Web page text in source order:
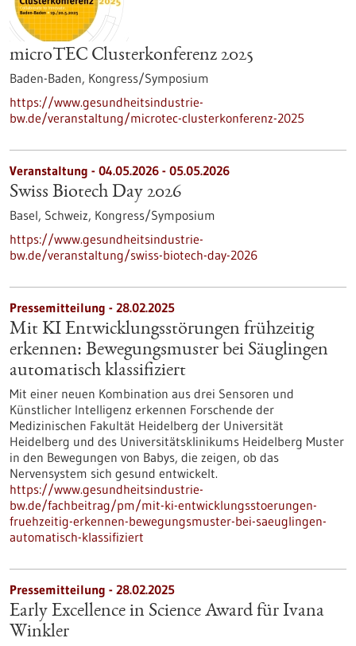
microTEC Clusterkonferenz 2025
Baden-Baden, Kongress/Symposium
https://www.gesundheitsindustrie-
bw.de/veranstaltung/microtec-clusterkonferenz-2025
Veranstaltung - 04.05.2026 - 05.05.2026
Swiss Biotech Day 2026
Basel, Schweiz, Kongress/Symposium
https://www.gesundheitsindustrie-
bw.de/veranstaltung/swiss-biotech-day-2026
Pressemitteilung - 28.02.2025
Mit KI Entwicklungsstörungen frühzeitig
erkennen: Bewegungsmuster bei Säuglingen
automatisch klassifiziert
Mit einer neuen Kombination aus drei Sensoren und
Künstlicher Intelligenz erkennen Forschende der
Medizinischen Fakultät Heidelberg der Universität
Heidelberg und des Universitätsklinikums Heidelberg Muster
in den Bewegungen von Babys, die zeigen, ob das
Nervensystem sich gesund entwickelt.
https://www.gesundheitsindustrie-
bw.de/fachbeitrag/pm/mit-ki-entwicklungsstoerungen-
fruehzeitig-erkennen-bewegungsmuster-bei-saeuglingen-
automatisch-klassifiziert
Pressemitteilung - 28.02.2025
Early Excellence in Science Award für Ivana
Winkler